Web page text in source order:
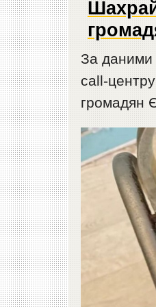
За даними
call-
громадян